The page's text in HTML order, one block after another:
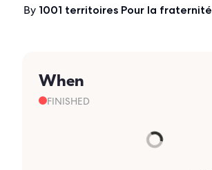
By 1001 territoires Pour la fraternité
When
FINISHED